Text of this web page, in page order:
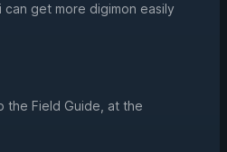
get more digimon easily
the Field Guide, at the